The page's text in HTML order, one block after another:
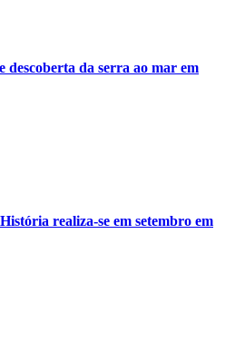
descoberta da serra ao mar em
realiza-se em setembro em